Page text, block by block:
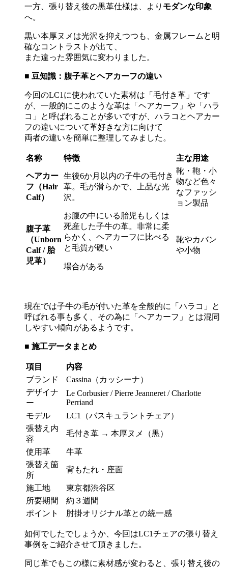
一方、張り替え後の黒革仕様は、より モダンな印象
へ。
黒い本厚ヌメは光沢を抑えつつも、金属フレームと明
確なコントラストが出て、
また違った雰囲気に変わりました。
■ 豆知識：腹子革とヘアカーフの違い
今回のLC1 に使われていた素材は「毛付き革」です
が、一般的にこのような革は「ヘアカーフ」や「ハラ
コ」と呼ばれることが多いですが、ハラコとヘアカー
フの違いについて革好きな方に向けて
両者の違いを簡単に整理してみました。
名称 特徴 主な用途
ヘアカー
フ（Hair
Calf）
生後6か月以内の子牛の毛付き
革。毛が滑らかで、上品な光
沢。
靴・鞄・小
物など色々
なファッシ
ョン製品
腹子革
（Unborn
Calf / 胎
児革）
お腹の中にいる胎児もしくは
死産した子牛の革。非常に柔
らかく、ヘアカーフに比べる
と毛質が硬い
場合がある
靴やカバン
や小物
現在では子牛の毛が付いた革を全般的に「ハラコ」と
呼ばれる事も多く、その為に「ヘアカーフ」とは混同
しやすい傾向があるようです。
■ 施工データまとめ
項目
内容
ブランド
Cassina（カッシーナ）
デザイナ
ー
Le Corbusier / Pierre Jeanneret / Charlotte
Perriand
モデル
LC1（バスキュラントチェア）
張替え内
容
毛付き革 → 本厚ヌメ（黒）
使用革
牛革
張替え箇
所
背もたれ・座面
施工地
東京都渋谷区
所要期間
約３週間
ポイント
肘掛オリジナル革との統一感
如何でしたでしょうか、今回はLC1チェアの張り替え
事例をご紹介させて頂きました。
同じ革でもこの様に素材感が変わると、張り替え後の